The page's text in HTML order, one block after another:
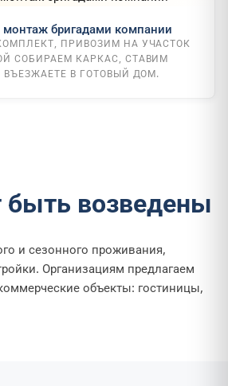
бригадами компании
ПРИВОЗИМ НА УЧАСТОК
СОБИРАЕМ КАРКАС, СТАВИМ
В ГОТОВЫЙ ДОМ.
быть возведены
и сезонного проживания,
Организациям предлагаем
объекты: гостиницы,